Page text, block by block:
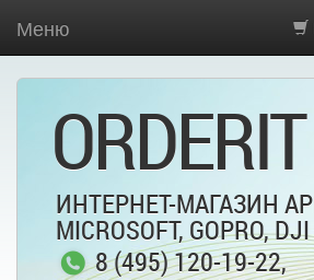
Меню
ORDERIT
ИНТЕРНЕТ-МАГАЗИН
MICROSOFT, GOPRO, DJI
8 (495) 120-19-22,